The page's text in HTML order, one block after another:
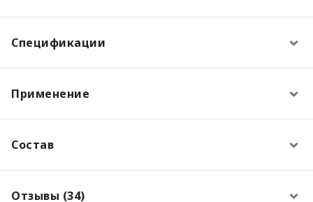
Спецификации
Применение
Состав
Отзывы (34)